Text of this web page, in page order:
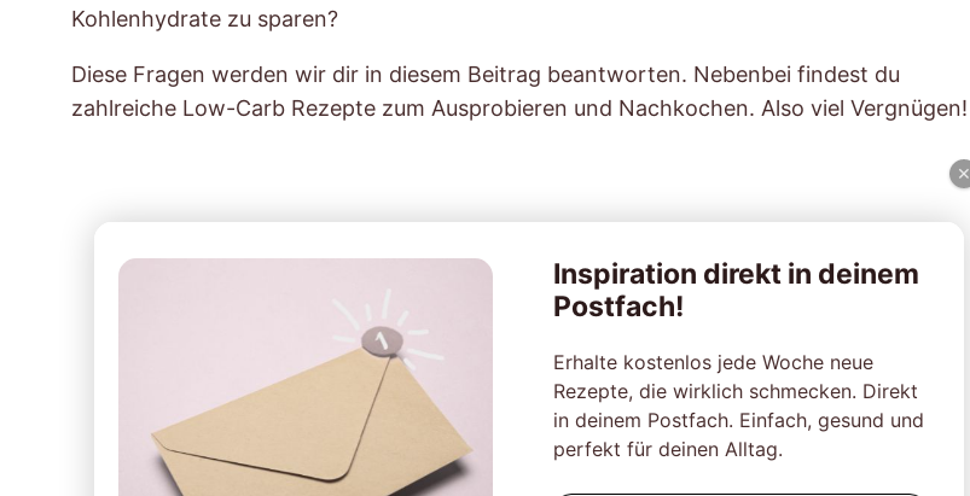
Kohlenhydrate zu sparen?
Diese Fragen werden wir dir in diesem Beitrag beantworten. Nebenbei findest du
zahlreiche Low-Carb Rezepte zum Ausprobieren und Nachkochen. Also viel Vergnügen!
×
Inspiration direkt in deinem
Postfach!
Erhalte kostenlos jede Woche neue
Rezepte, die wirklich schmecken. Direkt
in deinem Postfach. Einfach, gesund und
perfekt für deinen Alltag.